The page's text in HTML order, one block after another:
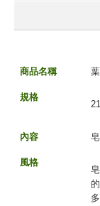
商品名稱
規格
內容
風格